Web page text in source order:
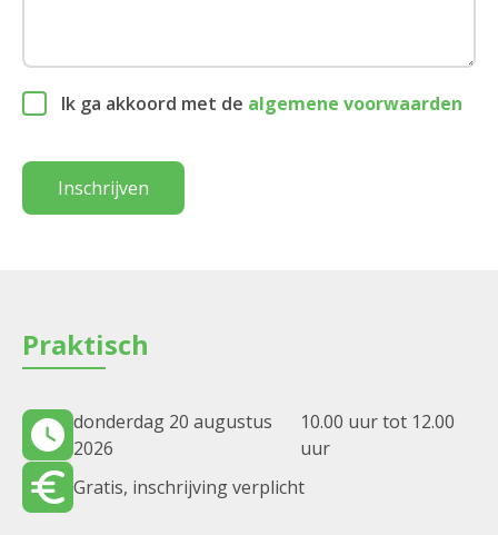
Ik ga akkoord met de algemene voorwaarden
Inschrijven
Praktisch
donderdag 20 augustus
2026
10.00 uur tot 12.00
uur
Gratis, inschrijving verplicht